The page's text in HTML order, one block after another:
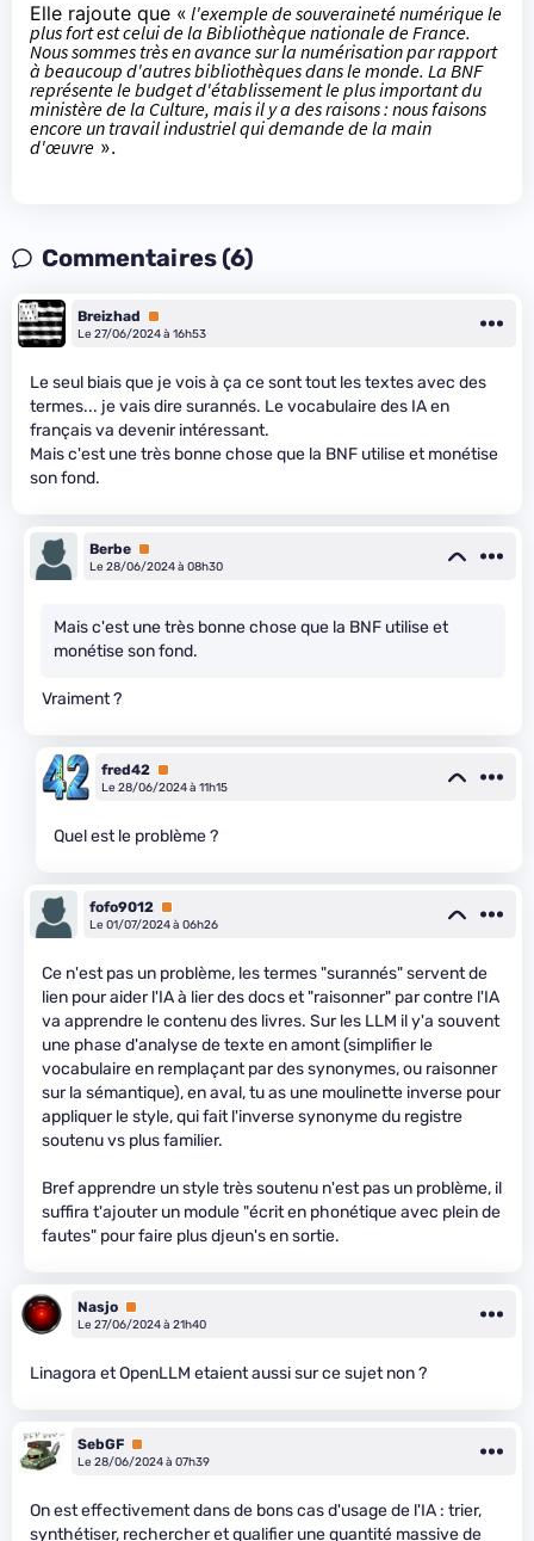
Elle rajoute que « l'exemple de souveraineté numérique le
plus fort est celui de la Bibliothèque nationale de France.
Nous sommes très en avance sur la numérisation par rapport
à beaucoup d'autres bibliothèques dans le monde. La BNF
représente le budget d'établissement le plus important du
ministère de la Culture, mais il y a des raisons : nous faisons
encore un travail industriel qui demande de la main
d'œuvre ».
Commentaires (6)
Breizhad
Premium
Le 27/06/2024 à 16h53
Le seul biais que je vois à ça ce sont tout les textes avec des
termes... je vais dire surannés. Le vocabulaire des IA en
français va devenir intéressant.
Mais c'est une très bonne chose que la BNF utilise et monétise
son fond.
Berbe Premium
Le 28/06/2024 à 08h30
Mais c'est une très bonne chose que la BNF utilise et
monétise son fond.
Vraiment ?
fred42 Premium
Le 28/06/2024 à 11h15
Quel est le problème ?
fofo9012 Premium
Le 01/07/2024 à 06h26
Ce n'est pas un problème, les termes "surannés" servent de
lien pour aider l'IA à lier des docs et "raisonner" par contre l'IA
va apprendre le contenu des livres. Sur les LLM il y'a souvent
une phase d'analyse de texte en amont (simplifier le
vocabulaire en remplaçant par des synonymes, ou raisonner
sur la sémantique), en aval, tu as une moulinette inverse pour
appliquer le style, qui fait l'inverse synonyme du registre
soutenu vs plus familier.
Bref apprendre un style très soutenu n'est pas un problème, il
suffira t'ajouter un module "écrit en phonétique avec plein de
fautes" pour faire plus djeun's en sortie.
Nasjo Premium
Le 27/06/2024 à 21h40
Linagora et OpenLLM etaient aussi sur ce sujet non ?
SebGF Premium
Le 28/06/2024 à 07h39
On est effectivement dans de bons cas d'usage de l'IA : trier,
synthétiser, rechercher et qualifier une quantité massive de